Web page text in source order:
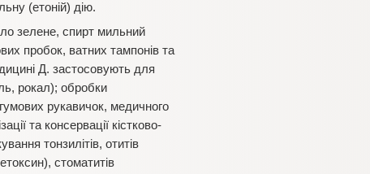
(етоній) дію.
зелене, спирт мильний
пробок, ватних тампонів та
Д. застосовують для
рокал); обробки
рукавичок, медичного
та консервації кістково-
тонзилітів, отитів
стоматитів